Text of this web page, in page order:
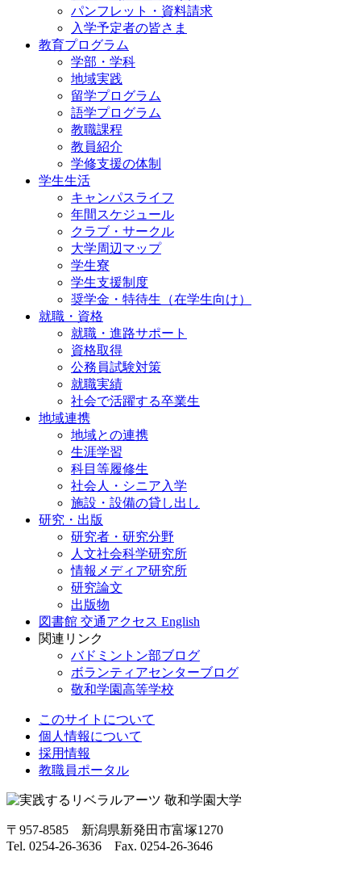
パンフレット・資料請求
入学予定者の皆さま
教育プログラム
学部・学科
地域実践
留学プログラム
語学プログラム
教職課程
教員紹介
学修支援の体制
学生生活
キャンパスライフ
年間スケジュール
クラブ・サークル
大学周辺マップ
学生寮
学生支援制度
奨学金・特待生（在学生向け）
就職・資格
就職・進路サポート
資格取得
公務員試験対策
就職実績
社会で活躍する卒業生
地域連携
地域との連携
生涯学習
科目等履修生
社会人・シニア入学
施設・設備の貸し出し
研究・出版
研究者・研究分野
人文社会科学研究所
情報メディア研究所
研究論文
出版物
図書館 交通アクセス English
関連リンク
バドミントン部ブログ
ボランティアセンターブログ
敬和学園高等学校
このサイトについて
個人情報について
採用情報
教職員ポータル
〒957-8585 新潟県新発田市富塚1270
Tel. 0254-26-3636 Fax. 0254-26-3646